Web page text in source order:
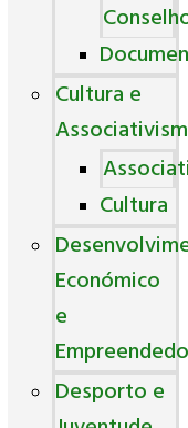
Cultura e
Cultura
Económico
e
Desporto e